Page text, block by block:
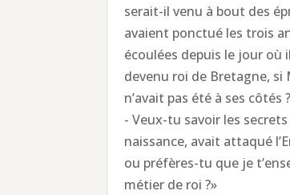
serait-il venu à bout des
avaient ponctué les trois
écoulées depuis le jour où
devenu roi de Bretagne, si
n’avait pas été à ses côtés
- Veux-tu savoir les
naissance, avait attaqué
ou préfères-tu que je
métier de roi ?»